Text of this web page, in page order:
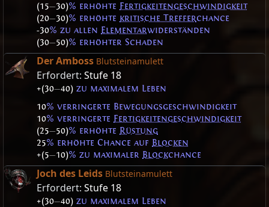
(15—30)% erhöhte Fertigkeitengeschwindigkeit
(20—30)% erhöhte kritische Trefferchance
-30% zu allen Elementarwiderständen
(30—50)% erhöhter Schaden
Der Amboss Blutsteinamulett
Erfordert: Stufe 18
+(30—40) zu maximalem Leben
10% verringerte Bewegungsgeschwindigkeit
10% verringerte Fertigkeitengeschwindigkeit
(25—50)% erhöhte Rüstung
25% erhöhte Chance auf Blocken
+(5—10)% zu maximaler Blockchance
Joch des Leids Blutsteinamulett
Erfordert: Stufe 18
+(30—40) zu maximalem Leben